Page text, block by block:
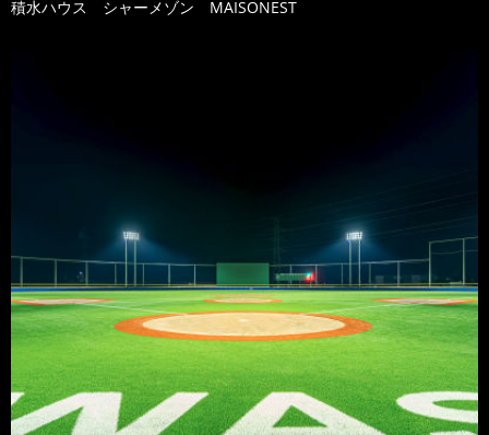
積水ハウス シャーメゾン MAISONEST